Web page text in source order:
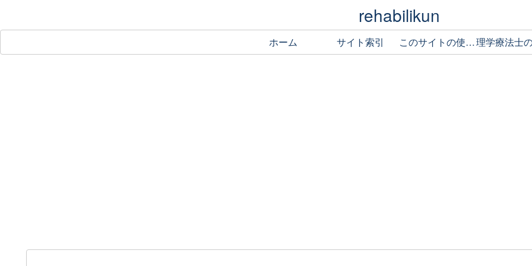
rehabilikun
ホーム サイト索引 このサイトの使い方